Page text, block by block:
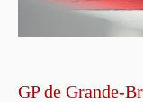
GP de Grande-